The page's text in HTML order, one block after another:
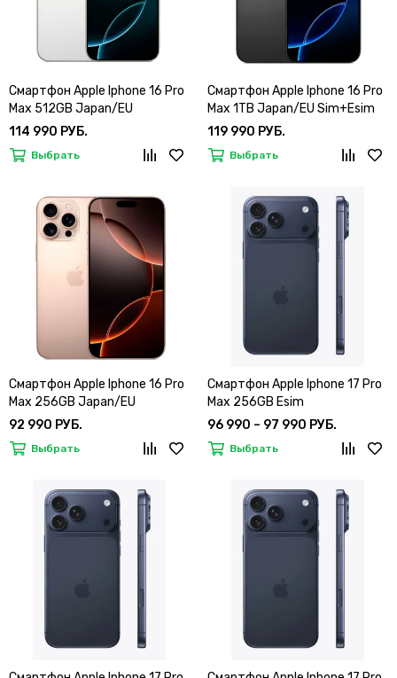
Смартфон Apple Iphone 16 Pro
Max 512GB Japan/EU
Sim+Esim
114 990 РУБ.
Выбрать
Смартфон Apple Iphone 16 Pro
Max 1TB Japan/EU Sim+Esim
119 990 РУБ.
Выбрать
Смартфон Apple Iphone 16 Pro
Max 256GB Japan/EU
Sim+Esim
92 990 РУБ.
Выбрать
Смартфон Apple Iphone 17 Pro
Max 256GB Esim
96 990 – 97 990 РУБ.
Выбрать